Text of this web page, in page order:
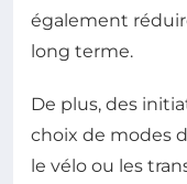
également
long terme.
De plus, des
choix de modes
le vélo ou les